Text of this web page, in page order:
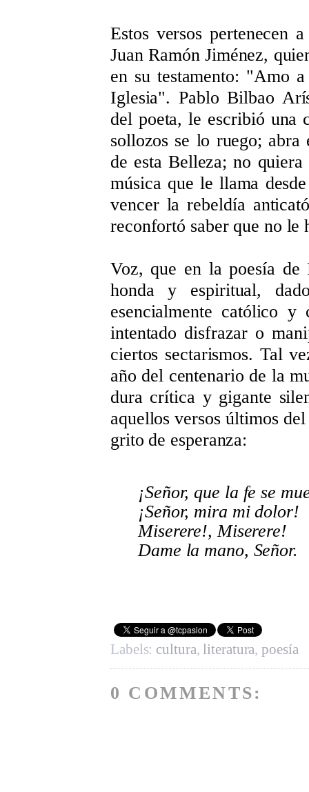
Estos versos pertenecen
Juan Ramón Jiménez,
en su testamento: "Amo
Iglesia". Pablo Bilbao
del poeta, le escribió una
sollozos se lo ruego; abra
de esta Belleza; no
música que le llama
vencer la rebeldía
reconfortó saber que no le
Voz, que en la poesía de
honda y espiritual,
esencialmente católico
intentado disfrazar o
ciertos sectarismos. Tal
año del centenario de la
dura crítica y gigante
aquellos versos últimos
grito de esperanza:
¡Señor, que la fe se
¡Señor, mira mi dolor!
Miserere!, Miserere!
Dame la mano, Señor.
Labels: cultura,literatura,poesía
0 COMMENTS: